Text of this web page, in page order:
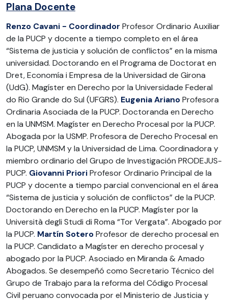
Plana Docente
Renzo Cavani - Coordinador Profesor Ordinario Auxiliar
de la PUCP y docente a tiempo completo en el área
“Sistema de justicia y solución de conflictos” en la misma
universidad. Doctorando en el Programa de Doctorat en
Dret, Economía i Empresa de la Universidad de Girona
(UdG). Magíster en Derecho por la Universidade Federal
do Rio Grande do Sul (UFGRS). Eugenia ArianoProfesora
Ordinaria Asociada de la PUCP. Doctoranda en Derecho
en la UNMSM. Magíster en Derecho Procesal por la PUCP.
Abogada por la USMP. Profesora de Derecho Procesal en
la PUCP, UNMSM y la Universidad de Lima. Coordinadora y
miembro ordinario del Grupo de Investigación PRODEJUS-
PUCP. Giovanni PrioriProfesor Ordinario Principal de la
PUCP y docente a tiempo parcial convencional en el área
“Sistema de justicia y solución de conflictos” de la PUCP.
Doctorando en Derecho en la PUCP. Magíster por la
Università degli Studi di Roma “Tor Vergata”. Abogado por
la PUCP. Martín SoteroProfesor de derecho procesal en
la PUCP. Candidato a Magíster en derecho procesal y
abogado por la PUCP. Asociado en Miranda & Amado
Abogados. Se desempeñó como Secretario Técnico del
Grupo de Trabajo para la reforma del Código Procesal
Civil peruano convocada por el Ministerio de Justicia y